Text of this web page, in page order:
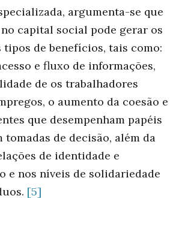
argumenta-se que
capital social pode gerar os
de benefícios, tais como:
e fluxo de informações,
de os trabalhadores
o aumento da coesão e
que desempenham papéis
tomadas de decisão, além da
de identidade e
e nos níveis de solidariedade
[5]